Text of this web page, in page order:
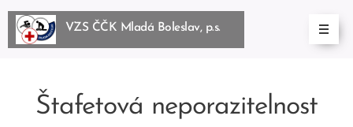
VZS ČČK Mladá Boleslav, p.s.
BoleslBoleslav, p.s.
Štafetová neporazitelnost